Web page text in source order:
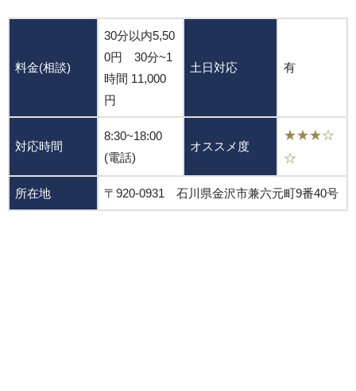
料金(相談)
30分以内5,50
0円 30分~1
時間 11,000
円
土日対応 有
対応時間
8:30~18:00
(電話)
オススメ度
★★★☆
☆
所在地 〒920-0931 石川県金沢市兼六元町9番40号